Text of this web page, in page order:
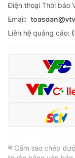
Ðiện thoại Thời báo
Email:
Liên hệ quảng cáo:
® Cấm sao chép